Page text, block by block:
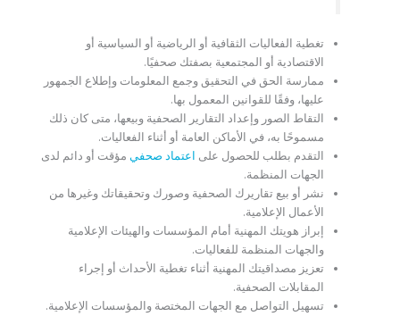
تغطية الفعاليات الثقافية أو الرياضية أو السياسية أو
الاقتصادية أو المجتمعية بصفتك صحفيًا.
ممارسة الحق في التحقيق وجمع المعلومات وإطلاع الجمهور
عليها، وفقًا للقوانين المعمول بها.
التقاط الصور وإعداد التقارير الصحفية وبيعها، متى كان ذلك
مسموحًا به، في الأماكن العامة أو أثناء الفعاليات.
التقدم بطلب للحصول على اعتماد صحفي مؤقت أو دائم لدى
الجهات المنظمة.
نشر أو بيع تقاريرك الصحفية وصورك وتحقيقاتك وغيرها من
الأعمال الإعلامية.
إبراز هويتك المهنية أمام المؤسسات والهيئات الإعلامية
والجهات المنظمة للفعاليات.
تعزيز مصداقيتك المهنية أثناء تغطية الأحداث أو إجراء
المقابلات الصحفية.
تسهيل التواصل مع الجهات المختصة والمؤسسات الإعلامية.